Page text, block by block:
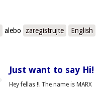
alebo zaregistrujte English
Just want to say Hi!
Hey fellas !! The name is MARX